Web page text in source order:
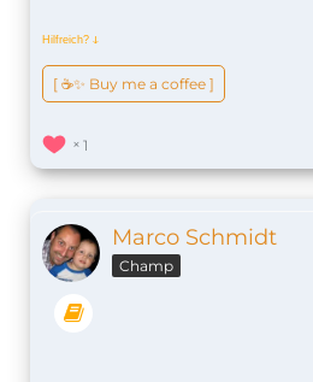
Hilfreich? ↆ
[ ☕️✨ Buy me a coffee ]
1
Marco Schmidt
Champ